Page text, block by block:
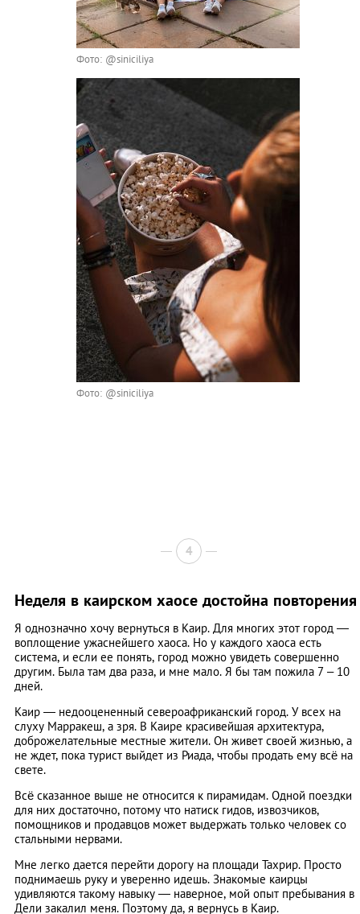
Фото: @siniciliya
Фото: @siniciliya
4
Неделя в каирском хаосе достойна повторения
Я однозначно хочу вернуться в Каир. Для многих этот город ―
воплощение ужаснейшего хаоса. Но у каждого хаоса есть
система, и если ее понять, город можно увидеть совершенно
другим. Была там два раза, и мне мало. Я бы там пожила 7 – 10
дней.
Каир ― недооцененный североафриканский город. У всех на
слуху Марракеш, а зря. В Каире красивейшая архитектура,
доброжелательные местные жители. Он живет своей жизнью, а
не ждет, пока турист выйдет из Риада, чтобы продать ему всё на
свете.
Всё сказанное выше не относится к пирамидам. Одной поездки
для них достаточно, потому что натиск гидов, извозчиков,
помощников и продавцов может выдержать только человек со
стальными нервами.
Мне легко дается перейти дорогу на площади Тахрир. Просто
поднимаешь руку и уверенно идешь. Знакомые каирцы
удивляются такому навыку ― наверное, мой опыт пребывания в
Дели закалил меня. Поэтому да, я вернусь в Каир.